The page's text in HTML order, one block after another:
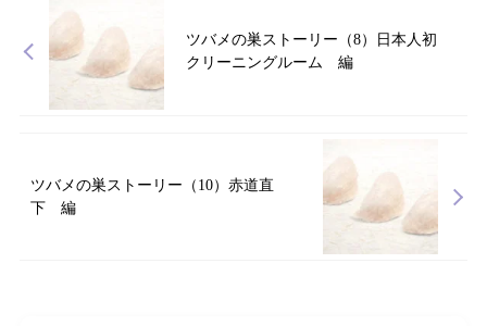
ツバメの巣ストーリー（8）日本人初
クリーニングルーム 編
ツバメの巣ストーリー（10）赤道直
下 編